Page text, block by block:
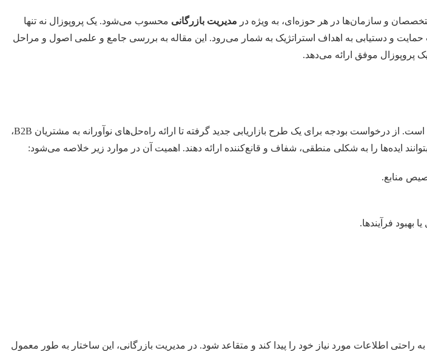
متخصصان و سازمان‌ها در هر حوزه‌ای، به ویژه در مدیریت بازرگانی محسوب می‌شود. یک پروپوزال نه تنها
و دستیابی به اهداف استراتژیک به شمار می‌رود. این مقاله به بررسی جامع و علمی اصول و مراحل
پروپوزال موفق ارائه می‌دهد.
پروپوزال در حوزه مدیریت بازرگانی، نقش‌های گوناگونی ایفا می‌کند که فراتر از یک درخواست ساده است. از درخواست بودجه برای یک طرح بازاریابی جدید گرفته تا ارائه راه‌حل‌های نوآورانه به مشتریان B2B،
ایده‌ها را به شکلی منطقی، شفاف و قانع‌کننده ارائه دهند. اهمیت آن در موارد زیر خلاصه می‌شود:
منابع.
بهبود فرآیندها.
اطلاعات مورد نیاز خود را پیدا کند و متقاعد شود. در مدیریت بازرگانی، این ساختار به طور معمول